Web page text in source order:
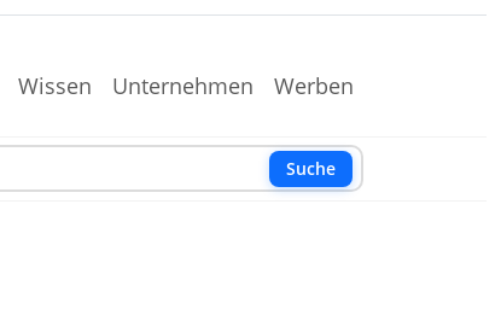
Wissen Unternehmen Werben
Suche